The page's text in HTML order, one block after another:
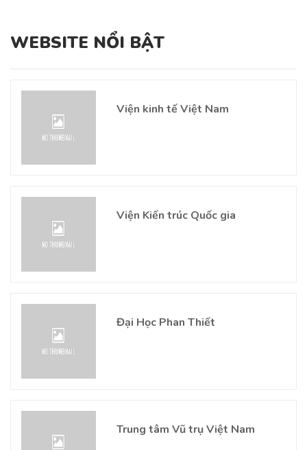
WEBSITE NỔI BẬT
Viện kinh tế Việt Nam
Viện Kiến trúc Quốc gia
Đại Học Phan Thiết
Trung tâm Vũ trụ Việt Nam